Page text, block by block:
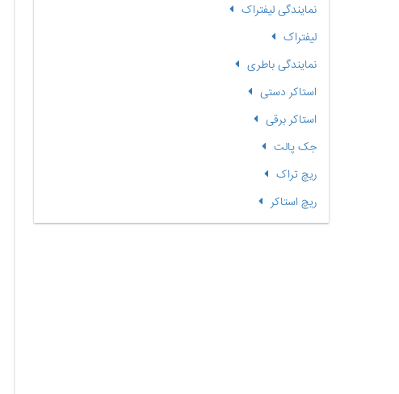
نمایندگی لیفتراک
لیفتراک
نمایندگی باطری
استاکر دستی
استاکر برقی
جک پالت
ریچ تراک
ریچ استاکر